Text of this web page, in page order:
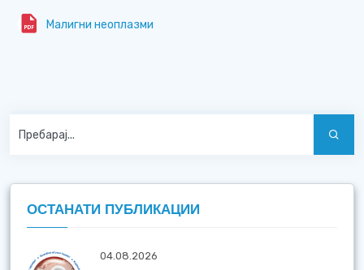
Малигни неоплазми
ОСТАНАТИ ПУБЛИКАЦИИ
04.08.2026